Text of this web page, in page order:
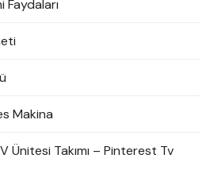
Makina
Ünitesi Takımı – Pinterest Tv